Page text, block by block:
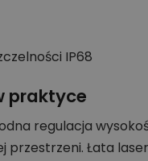
IP68
praktyce
regulacja
Łata